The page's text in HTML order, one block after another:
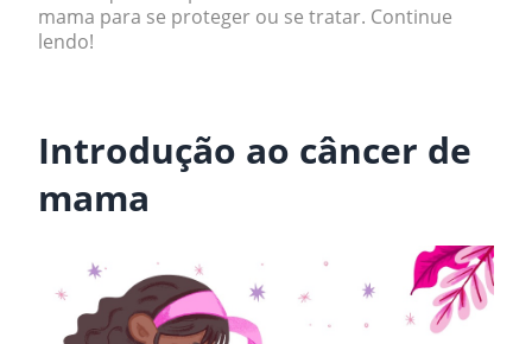
mama para se proteger ou se tratar. Continue
lendo!
Introdução ao câncer de
mama